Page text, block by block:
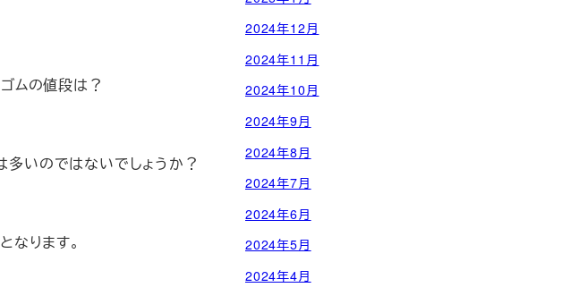
ムの値段は？
多いのではないでしょうか？
ります。
2024年12月
2024年11月
2024年10月
2024年9月
2024年8月
2024年7月
2024年6月
2024年5月
2024年4月